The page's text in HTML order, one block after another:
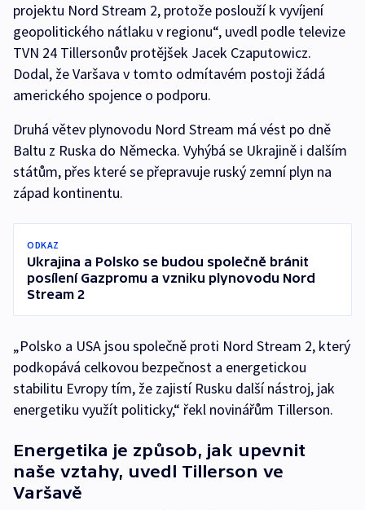
projektu Nord Stream 2, protože poslouží k vyvíjení
geopolitického nátlaku v regionu“, uvedl podle televize
TVN 24 Tillersonův protějšek Jacek Czaputowicz.
Dodal, že Varšava v tomto odmítavém postoji žádá
amerického spojence o podporu.
Druhá větev plynovodu Nord Stream má vést po dně
Baltu z Ruska do Německa. Vyhýbá se Ukrajině i dalším
státům, přes které se přepravuje ruský zemní plyn na
západ kontinentu.
ODKAZ
Ukrajina a Polsko se budou společně bránit
posílení Gazpromu a vzniku plynovodu Nord
Stream 2
„Polsko a USA jsou společně proti Nord Stream 2, který
podkopává celkovou bezpečnost a energetickou
stabilitu Evropy tím, že zajistí Rusku další nástroj, jak
energetiku využít politicky,“ řekl novinářům Tillerson.
Energetika je způsob, jak upevnit
naše vztahy, uvedl Tillerson ve
Varšavě